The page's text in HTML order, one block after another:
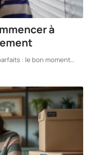
à
: le bon moment…